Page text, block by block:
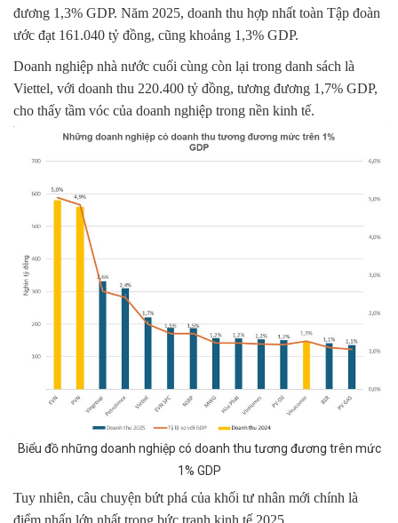
đương 1,3% GDP. Năm 2025, doanh thu hợp nhất toàn Tập đoàn
ước đạt 161.040 tỷ đồng, cũng khoảng 1,3% GDP.
Doanh nghiệp nhà nước cuối cùng còn lại trong danh sách là
Viettel, với doanh thu 220.400 tỷ đồng, tương đương 1,7% GDP,
cho thấy tầm vóc của doanh nghiệp trong nền kinh tế.
Biểu đồ những doanh nghiệp có doanh thu tương đương trên mức
1% GDP
Tuy nhiên, câu chuyện bứt phá của khối tư nhân mới chính là
điểm nhấn lớn nhất trong bức tranh kinh tế 2025.